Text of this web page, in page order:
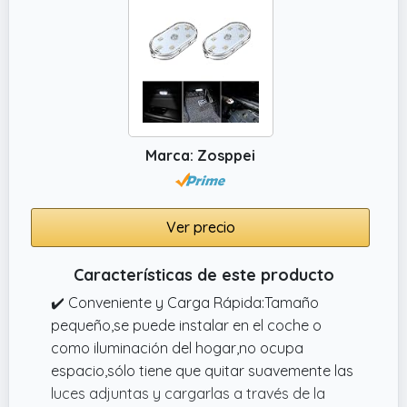
en el interior del vehículo para iluminar las
zonas oscuras, convirtiéndola en una
✔️ Uso multifuncional: la iluminación interior
se puede instalar en áreas oscuras como
de asientos, etc. No solo se aplica a los
automóviles, sino también a los faros de
cama, luces de pared, luces de lectura, luces
de mochila y luces de bicicleta.
Marca: Zosppei
Ver precio
Características de este producto
✔️ Conveniente y Carga Rápida:Tamaño
pequeño,se puede instalar en el coche o
como iluminación del hogar,no ocupa
espacio,sólo tiene que quitar suavemente las
luces adjuntas y cargarlas a través de la